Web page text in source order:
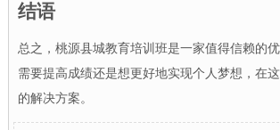
结语
总之，桃源县城教育培训班是一家值得信赖的
需要提高成绩还是想更好地实现个人梦想，在
的解决方案。